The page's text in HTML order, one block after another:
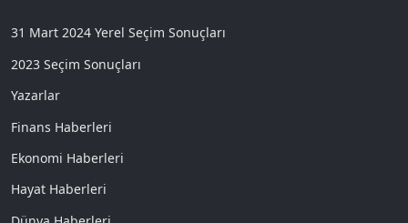
31 Mart 2024 Yerel Seçim Sonuçları
2023 Seçim Sonuçları
Yazarlar
Finans Haberleri
Ekonomi Haberleri
Hayat Haberleri